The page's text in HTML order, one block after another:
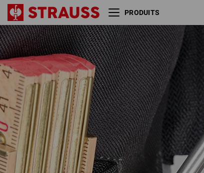
PRODUITS
2x e.s. Marqueur de
chantier/perçage profond profi